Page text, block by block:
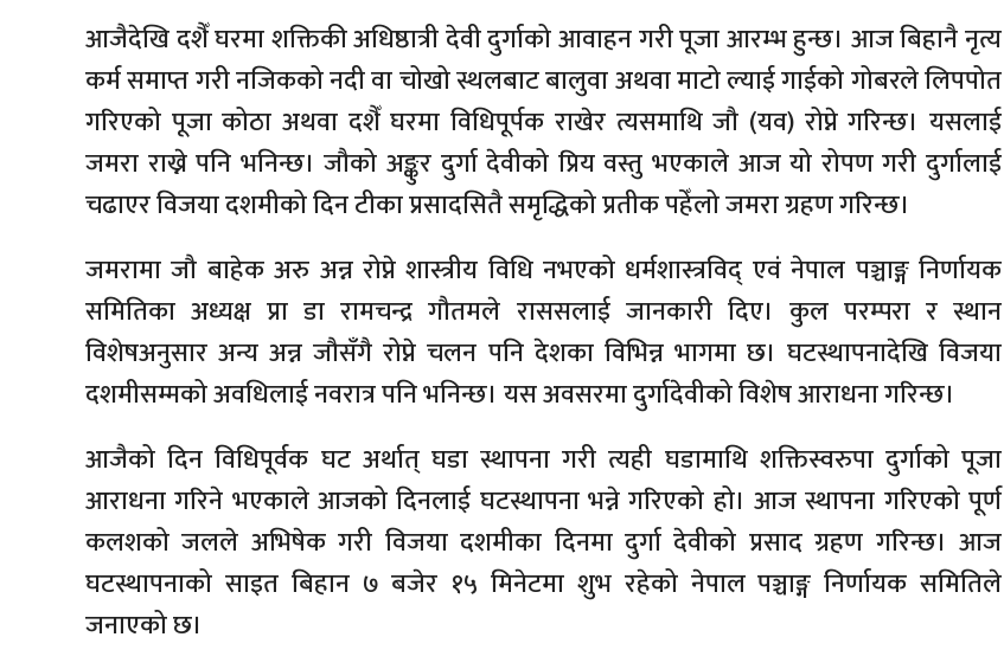
आजैदेखि दशैँ घरमा शक्तिकी अधिष्ठात्री देवी दुर्गाको आवाहन गरी पूजा आरम्भ हुन्छ। आज बिहानै नृत्य
कर्म समाप्त गरी नजिकको नदी वा चोखो स्थलबाट बालुवा अथवा माटो ल्याई गाईको गोबरले लिपपोत
गरिएको पूजा कोठा अथवा दशैँ घरमा विधिपूर्पक राखेर त्यसमाथि जौ (यव) रोप्ने गरिन्छ। यसलाई
जमरा राख्ने पनि भनिन्छ। जौको अङ्कुर दुर्गा देवीको प्रिय वस्तु भएकाले आज यो रोपण गरी दुर्गालाई
चढाएर विजया दशमीको दिन टीका प्रसादसितै समृद्धिको प्रतीक पहेँलो जमरा ग्रहण गरिन्छ।
जमरामा जौ बाहेक अरु अन्न रोप्ने शास्त्रीय विधि नभएको धर्मशास्त्रविद् एवं नेपाल पञ्चाङ्ग निर्णायक
समितिका अध्यक्ष प्रा डा रामचन्द्र गौतमले राससलाई जानकारी दिए। कुल परम्परा र स्थान
विशेषअनुसार अन्य अन्न जौसँगै रोप्ने चलन पनि देशका विभिन्न भागमा छ। घटस्थापनादेखि विजया
दशमीसम्मको अवधिलाई नवरात्र पनि भनिन्छ। यस अवसरमा दुर्गादेवीको विशेष आराधना गरिन्छ।
आजैको दिन विधिपूर्वक घट अर्थात् घडा स्थापना गरी त्यही घडामाथि शक्तिस्वरुपा दुर्गाको पूजा
आराधना गरिने भएकाले आजको दिनलाई घटस्थापना भन्ने गरिएको हो। आज स्थापना गरिएको पूर्ण
कलशको जलले अभिषेक गरी विजया दशमीका दिनमा दुर्गा देवीको प्रसाद ग्रहण गरिन्छ। आज
घटस्थापनाको साइत बिहान ७ बजेर १५ मिनेटमा शुभ रहेको नेपाल पञ्चाङ्ग निर्णायक समितिले
जनाएको छ।